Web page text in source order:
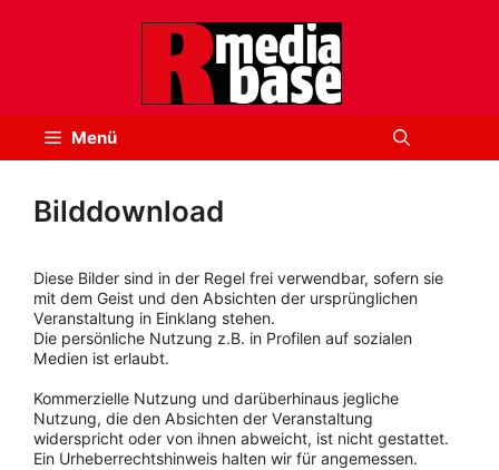
Menü
Bilddownload
Diese Bilder sind in der Regel frei verwendbar, sofern sie
mit dem Geist und den Absichten der ursprünglichen
Veranstaltung in Einklang stehen.
Die persönliche Nutzung z.B. in Profilen auf sozialen
Medien ist erlaubt.
Kommerzielle Nutzung und darüberhinaus jegliche
Nutzung, die den Absichten der Veranstaltung
widerspricht oder von ihnen abweicht, ist nicht gestattet.
Ein Urheberrechtshinweis halten wir für angemessen.